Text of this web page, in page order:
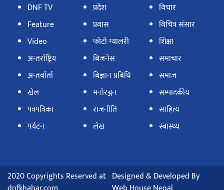
DNF TV
Feature
Video
अन्तर्राष्ट्रिय
अन्तर्वार्ता
खेल
पत्रपत्रिका
पर्यटन
प्रदेश
प्रवास
फोटो ग्यालरी
बिजनेस
बिज्ञान प्रबिधि
मनोरञ्जन
राजनीति
लेख
विचार
विचित्र संसार
शिक्षा
समाचार
समाज
सम्पादकीय
साहित्य
स्वास्थ्य
2020 Copyrights Reserved at Designed & Developed By